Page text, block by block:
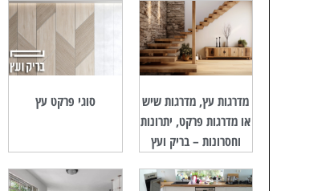
מדרגות עץ, מדרגות שיש
או מדרגות פרקט, יתרונות
וחסרונות – בריק ועץ
סוגי פרקט עץ